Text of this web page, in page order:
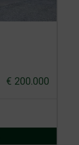
€ 200.000